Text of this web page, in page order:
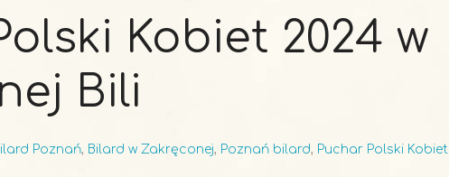
Kobiet 2024 w
Bili
Poznań, Bilard w Zakręconej, Poznań bilard, Puchar Polski Kobiet